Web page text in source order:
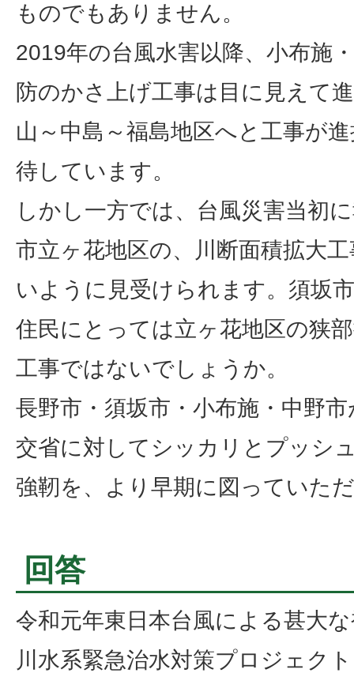
ものでもありません。
2019年の台風水害以降、小布施
防のかさ上げ工事は目に見えて
山～中島～福島地区へと工事が
待しています。
しかし一方では、台風災害当初
市立ヶ花地区の、川断面積拡大
いように見受けられます。須坂
住民にとっては立ヶ花地区の狭
工事ではないでしょうか。
長野市・須坂市・小布施・中野
交省に対してシッカリとプッシ
強靭を、より早期に図っていた
回答
令和元年東日本台風による甚大
川水系緊急治水対策プロジェク